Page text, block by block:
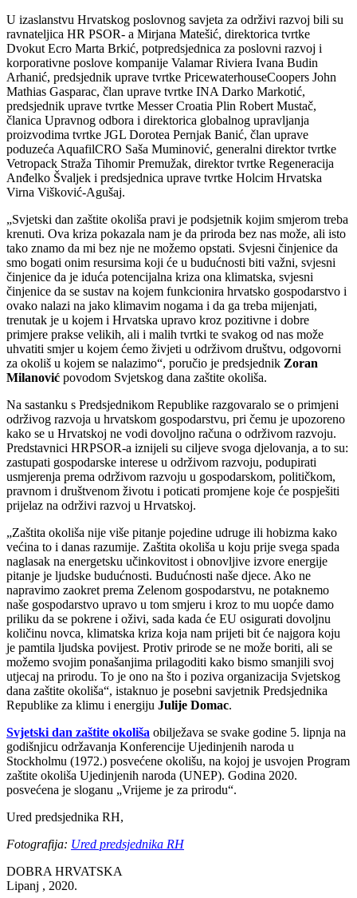
U izaslanstvu Hrvatskog poslovnog savjeta za održivi razvoj bili su
ravnateljica HR PSOR- a Mirjana Matešić, direktorica tvrtke
Dvokut Ecro Marta Brkić, potpredsjednica za poslovni razvoj i
korporativne poslove kompanije Valamar Riviera Ivana Budin
Arhanić, predsjednik uprave tvrtke PricewaterhouseCoopers John
Mathias Gasparac, član uprave tvrtke INA Darko Markotić,
predsjednik uprave tvrtke Messer Croatia Plin Robert Mustač,
članica Upravnog odbora i direktorica globalnog upravljanja
proizvodima tvrtke JGL Dorotea Pernjak Banić, član uprave
poduzeća AquafilCRO Saša Muminović, generalni direktor tvrtke
Vetropack Straža Tihomir Premužak, direktor tvrtke Regeneracija
Anđelko Švaljek i predsjednica uprave tvrtke Holcim Hrvatska
Virna Višković-Agušaj.
„Svjetski dan zaštite okoliša pravi je podsjetnik kojim smjerom treba
krenuti. Ova kriza pokazala nam je da priroda bez nas može, ali isto
tako znamo da mi bez nje ne možemo opstati. Svjesni činjenice da
smo bogati onim resursima koji će u budućnosti biti važni, svjesni
činjenice da je iduća potencijalna kriza ona klimatska, svjesni
činjenice da se sustav na kojem funkcionira hrvatsko gospodarstvo i
ovako nalazi na jako klimavim nogama i da ga treba mijenjati,
trenutak je u kojem i Hrvatska upravo kroz pozitivne i dobre
primjere prakse velikih, ali i malih tvrtki te svakog od nas može
uhvatiti smjer u kojem ćemo živjeti u održivom društvu, odgovorni
za okoliš u kojem se nalazimo“, poručio je predsjednik Zoran
Milanović povodom Svjetskog dana zaštite okoliša.
Na sastanku s Predsjednikom Republike razgovaralo se o primjeni
održivog razvoja u hrvatskom gospodarstvu, pri čemu je upozoreno
kako se u Hrvatskoj ne vodi dovoljno računa o održivom razvoju.
Predstavnici HRPSOR-a iznijeli su ciljeve svoga djelovanja, a to su:
zastupati gospodarske interese u održivom razvoju, podupirati
usmjerenja prema održivom razvoju u gospodarskom, političkom,
pravnom i društvenom životu i poticati promjene koje će pospješiti
prijelaz na održivi razvoj u Hrvatskoj.
„Zaštita okoliša nije više pitanje pojedine udruge ili hobizma kako
većina to i danas razumije. Zaštita okoliša u koju prije svega spada
naglasak na energetsku učinkovitost i obnovljive izvore energije
pitanje je ljudske budućnosti. Budućnosti naše djece. Ako ne
napravimo zaokret prema Zelenom gospodarstvu, ne potaknemo
naše gospodarstvo upravo u tom smjeru i kroz to mu uopće damo
priliku da se pokrene i oživi, sada kada će EU osigurati dovoljnu
količinu novca, klimatska kriza koja nam prijeti bit će najgora koju
je pamtila ljudska povijest. Protiv prirode se ne može boriti, ali se
možemo svojim ponašanjima prilagoditi kako bismo smanjili svoj
utjecaj na prirodu. To je ono na što i poziva organizacija Svjetskog
dana zaštite okoliša“, istaknuo je posebni savjetnik Predsjednika
Republike za klimu i energiju Julije Domac.
Svjetski dan zaštite okoliša obilježava se svake godine 5. lipnja na
godišnjicu održavanja Konferencije Ujedinjenih naroda u
Stockholmu (1972.) posvećene okolišu, na kojoj je usvojen Program
zaštite okoliša Ujedinjenih naroda (UNEP). Godina 2020.
posvećena je sloganu „Vrijeme je za prirodu“.
Ured predsjednika RH,
Fotografija: Ured predsjednika RH
DOBRA HRVATSKA
Lipanj , 2020.